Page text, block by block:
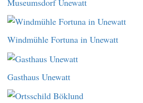
Windmühle Fortuna in Unewatt
Gasthaus Unewatt